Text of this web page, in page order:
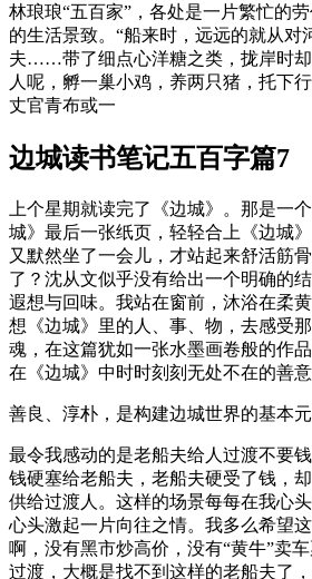
林琅琅“五百家”，各处是一片繁忙的
的生活景致。“船来时，远远的就从对
夫……带了细点心洋糖之类，拢岸时
人呢，孵一巢小鸡，养两只猪，托下
丈官青布或一
边城读书笔记五百字篇7
上个星期就读完了《边城》。那是一
城》最后一张纸页，轻轻合上《边城
又默然坐了一会儿，才站起来舒活筋
了？沈从文似乎没有给出一个明确的
遐想与回味。我站在窗前，沐浴在柔
想《边城》里的人、事、物，去感受
魂，在这篇犹如一张水墨画卷般的作
在《边城》中时时刻刻无处不在的善意
善良、淳朴，是构建边城世界的基本元
最令我感动的是老船夫给人过渡不要
钱硬塞给老船夫，老船夫硬受了钱，
供给过渡人。这样的场景每每在我心
心头激起一片向往之情。我多么希望
啊，没有黑市炒高价，没有“黄牛”卖
过渡，大概是找不到这样的老船夫了